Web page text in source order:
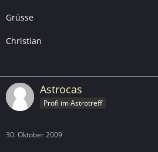
Grüsse
Christian
Astrocas
Profi im Astrotreff
30. Oktober 2009